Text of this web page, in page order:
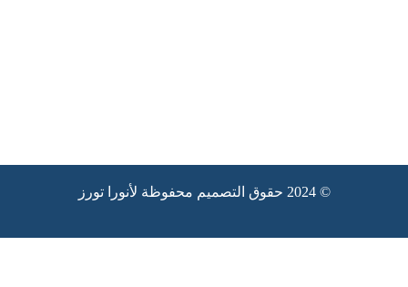
© 2024 حقوق التصميم محفوظة لأنورا تورز